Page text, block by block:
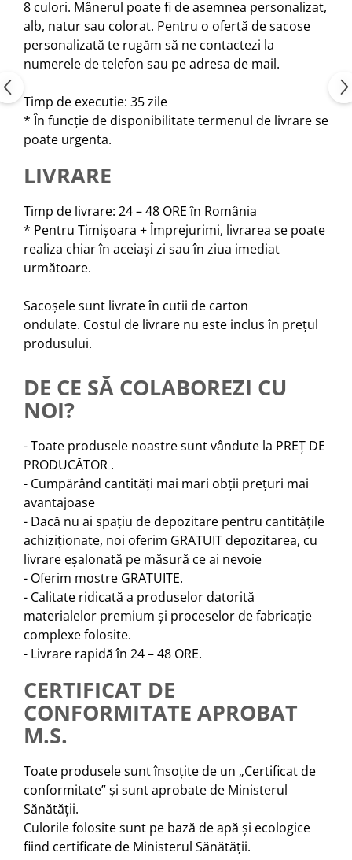
8 culori. Mânerul poate fi de asemnea personalizat,
alb, natur sau colorat. Pentru o ofertă de sacose
personalizată te rugăm să ne contactezi la
numerele de telefon sau pe adresa de mail.
Timp de executie: 35 zile
* În funcție de disponibilitate termenul de livrare se
poate urgenta.
LIVRARE
Timp de livrare: 24 – 48 ORE în România
* Pentru Timișoara + Împrejurimi, livrarea se poate
realiza chiar în aceiași zi sau în ziua imediat
următoare.
Sacoșele sunt livrate în cutii de carton
ondulate. Costul de livrare nu este inclus în prețul
produsului.
DE CE SĂ COLABOREZI CU
NOI?
- Toate produsele noastre sunt vândute la PREȚ DE
PRODUCĂTOR .
- Cumpărând cantități mai mari obții prețuri mai
avantajoase
- Dacă nu ai spațiu de depozitare pentru cantitățile
achiziționate, noi oferim GRATUIT depozitarea, cu
livrare eșalonată pe măsură ce ai nevoie
- Oferim mostre GRATUITE.
- Calitate ridicată a produselor datorită
materialelor premium și proceselor de fabricație
complexe folosite.
- Livrare rapidă în 24 – 48 ORE.
CERTIFICAT DE
CONFORMITATE APROBAT
M.S.
Toate produsele sunt însoțite de un „Certificat de
conformitate” și sunt aprobate de Ministerul
Sănătății.
Culorile folosite sunt pe bază de apă și ecologice
fiind certificate de Ministerul Sănătății.